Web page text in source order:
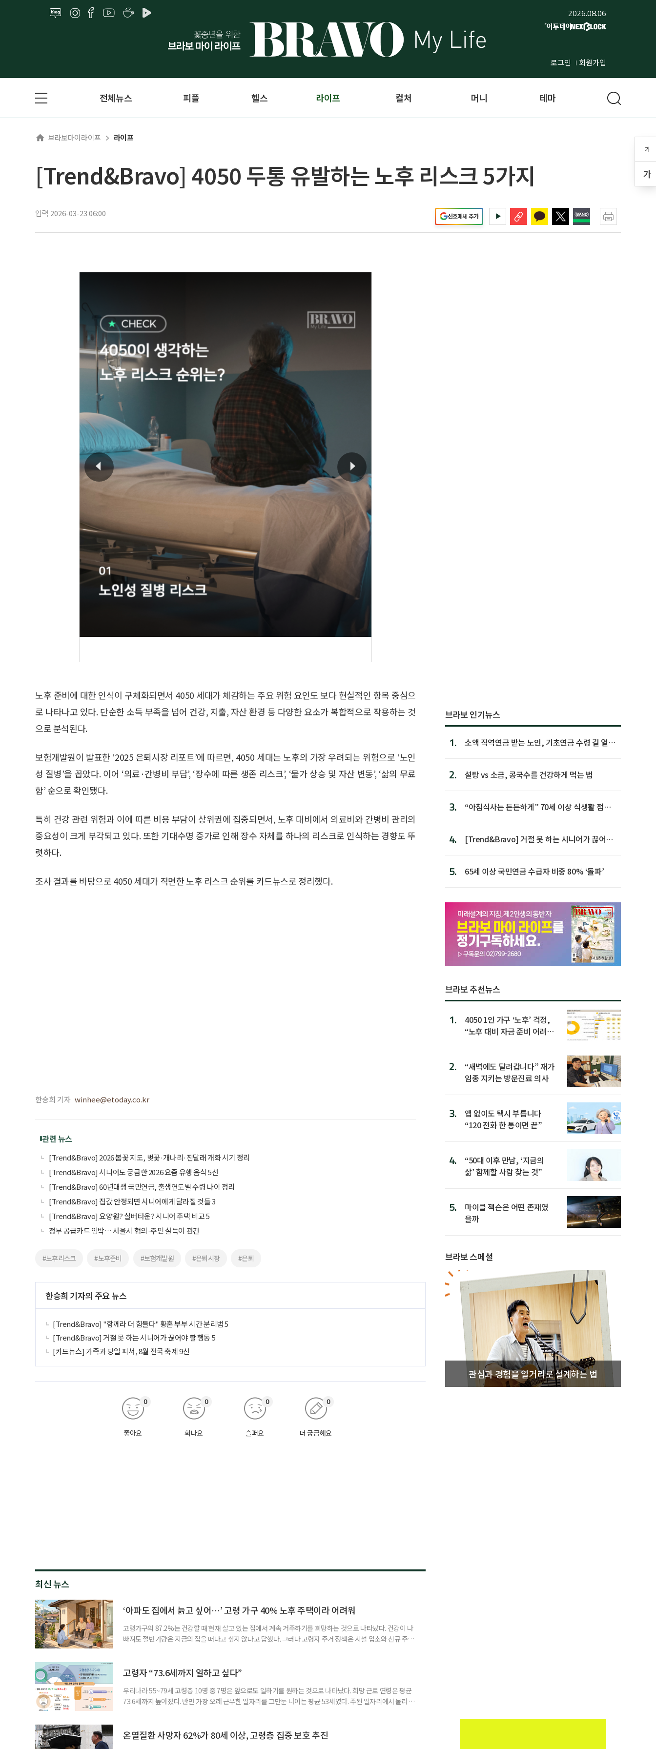
2026.08.06
로그인 회원가입
가
가
전체뉴스 피플 헬스 라이프 컬처 머니 테마
브라보마이라이프 라이프
[Trend&Bravo] 4050 두통 유발하는 노후 리스크 5가지
입력 2026-03-23 06:00 선호매체 추가
노후 준비에 대한 인식이 구체화되면서 4050 세대가 체감하는 주요 위험 요인도 보다 현실적인 항목 중심으
로 나타나고 있다. 단순한 소득 부족을 넘어 건강, 지출, 자산 환경 등 다양한 요소가 복합적으로 작용하는 것
으로 분석된다.
보험개발원이 발표한 ‘2025 은퇴시장 리포트’에 따르면, 4050 세대는 노후의 가장 우려되는 위험으로 ‘노인
성 질병’을 꼽았다. 이어 ‘의료·간병비 부담’, ‘장수에 따른 생존 리스크’, ‘물가 상승 및 자산 변동’, ‘삶의 무료
함’ 순으로 확인됐다.
특히 건강 관련 위험과 이에 따른 비용 부담이 상위권에 집중되면서, 노후 대비에서 의료비와 간병비 관리의
중요성이 크게 부각되고 있다. 또한 기대수명 증가로 인해 장수 자체를 하나의 리스크로 인식하는 경향도 뚜
렷하다.
조사 결과를 바탕으로 4050 세대가 직면한 노후 리스크 순위를 카드뉴스로 정리했다.
한승희 기자 winhee@etoday.co.kr
관련 뉴스
[Trend&Bravo] 2026 봄꽃 지도, 벚꽃·개나리·진달래 개화 시기 정리
[Trend&Bravo] 시니어도 궁금한 2026 요즘 유행 음식 5선
[Trend&Bravo] 60년대생 국민연금, 출생연도별 수령 나이 정리
[Trend&Bravo] 집값 안정되면 시니어에게 달라질 것들 3
[Trend&Bravo] 요양원? 실버타운? 시니어 주택 비교 5
정부 공급카드 임박… 서울시 협의·주민 설득이 관건
#노후리스크 #노후준비 #보험개발원 #은퇴시장 #은퇴
한승희 기자의 주요 뉴스
[Trend&Bravo] "함께라 더 힘들다" 황혼 부부 시간 분리법 5
[Trend&Bravo] 거절 못 하는 시니어가 끊어야 할 행동 5
[카드뉴스] 가족과 당일 피서, 8월 전국 축제 9선
좋아요
0
화나요
0
슬퍼요
0
더 궁금해요
0
최신 뉴스
‘아파도 집에서 늙고 싶어…’ 고령 가구 40% 노후 주택이라 어려워
고령가구의 87.2%는 건강할 때 현재 살고 있는 집에서 계속 거주하기를 희망하는 것으로 나타났다. 건강이 나
빠져도 절반가량은 지금의 집을 떠나고 싶지 않다고 답했다. 그러나 고령자 주거 정책은 시설 입소와 신규 주택
여름호에 실린 ‘통합돌봄 시행에 따른 고령자 주거-돌봄 협업 체계 구축 방안’ 보고서는 고
고령자 “73.6세까지 일하고 싶다”
우리나라 55~79세 고령층 10명 중 7명은 앞으로도 일하기를 원하는 것으로 나타났다. 희망 근로 연령은 평균
73.6세까지 높아졌다. 반면 가장 오래 근무한 일자리를 그만둔 나이는 평균 53세였다. 주된 일자리에서 물러난
7000명으로, 1년 전보다 57만 명 증가했다. 15세 이상 인구에서 차지하는 비중은
온열질환 사망자 62%가 80세 이상, 고령층 집중 보호 추진
브라보 인기뉴스
1.
소액 직역연금 받는 노인, 기초연금 수령 길 열린
2. 설탕 vs 소금, 콩국수를 건강하게 먹는 법
3.
“아침식사는 든든하게” 70세 이상 식생활 점수
4.
[Trend&Bravo] 거절 못 하는 시니어가 끊어야
5. 65세 이상 국민연금 수급자 비중 80% ‘돌파’
브라보 추천뉴스
1.
4050 1인 가구 ‘노후’ 걱정,
“노후 대비 자금 준비 어려
2.
“새벽에도 달려갑니다” 재가
임종 지키는 방문진료 의사
3.
앱 없이도 택시 부릅니다
“120 전화 한 통이면 끝”
4.
“50대 이후 만남, ‘지금의
삶’ 함께할 사람 찾는 것”
5.
마이클 잭슨은 어떤 존재였
을까
브라보 스페셜
관심과 경험을 일거리로 설계하는 법